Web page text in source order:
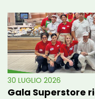
30 LUGLIO 2026
Gala Superstore